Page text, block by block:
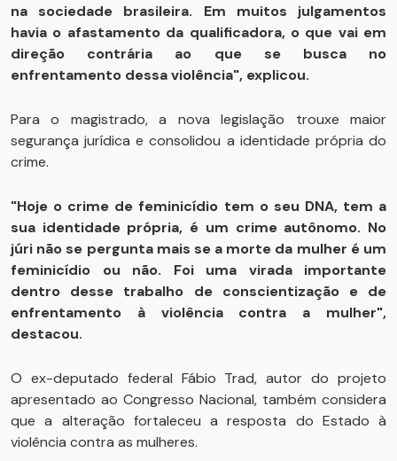
na sociedade brasileira. Em muitos julgamentos
havia o afastamento da qualificadora, o que vai em
direção contrária ao que se busca no
enfrentamento dessa violência", explicou.
Para o magistrado, a nova legislação trouxe maior
segurança jurídica e consolidou a identidade própria do
crime.
"Hoje o crime de feminicídio tem o seu DNA, tem a
sua identidade própria, é um crime autônomo. No
júri não se pergunta mais se a morte da mulher é um
feminicídio ou não. Foi uma virada importante
dentro desse trabalho de conscientização e de
enfrentamento à violência contra a mulher",
destacou.
O ex-deputado federal Fábio Trad, autor do projeto
apresentado ao Congresso Nacional, também considera
que a alteração fortaleceu a resposta do Estado à
violência contra as mulheres.